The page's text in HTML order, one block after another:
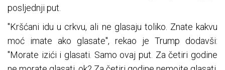
posljednji put.
"Kršćani idu u crkvu, ali ne glasaju toliko. Znate kakvu
moć imate ako glasate", rekao je Trump dodavši:
"Morate izići i glasati. Samo ovaj put. Za četiri godine